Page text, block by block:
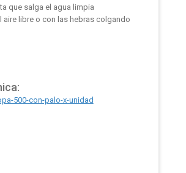
que salga el agua limpia
aire libre o con las hebras colgando
500-con-palo-x-unidad